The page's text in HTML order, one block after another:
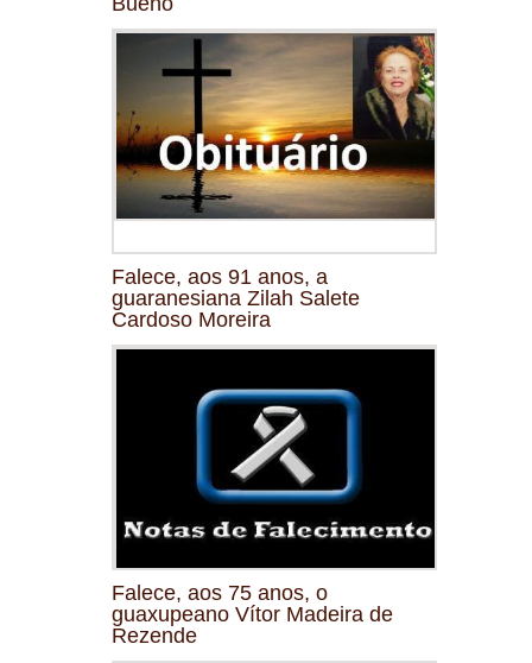
Falece, aos 91 anos, a
guaranesiana Zilah Salete
Cardoso Moreira
Falece, aos 75 anos, o
guaxupeano Vítor Madeira de
Rezende